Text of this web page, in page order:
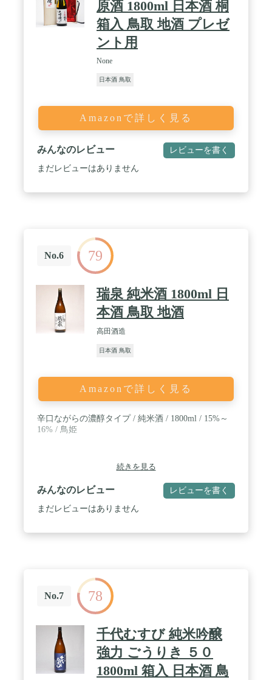
原酒 1800ml 日本酒 桐
箱入 鳥取 地酒 プレゼ
ント用
None
日本酒 鳥取
Amazonで詳しく見る
みんなのレビュー レビューを書く
まだレビューはありません
No.6 79
瑞泉 純米酒 1800ml 日
本酒 鳥取 地酒
高田酒造
日本酒 鳥取
Amazonで詳しく見る
辛口ながらの濃醇タイプ / 純米酒 / 1800ml / 15%～
16% / 鳥姫
続きを見る
みんなのレビュー レビューを書く
まだレビューはありません
No.7 78
千代むすび 純米吟醸
強力 ごうりき ５０
1800ml 箱入 日本酒 鳥